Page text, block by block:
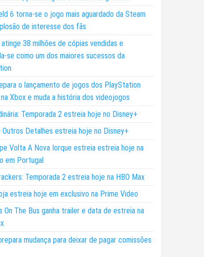
6 torna-se o jogo mais aguardado da Steam
de interesse dos fãs
38 milhões de cópias vendidas e
se como um dos maiores sucessos da
o lançamento de jogos dos PlayStation
Xbox e muda a história dos videojogos
Temporada 2 estreia hoje no Disney+
Detalhes estreia hoje no Disney+
Volta A Nova Iorque estreia estreia hoje na
em Portugal
Temporada 2 estreia hoje na HBO Max
estreia hoje em exclusivo na Prime Video
On The Bus ganha trailer e data de estreia na
mudança para deixar de pagar comissões